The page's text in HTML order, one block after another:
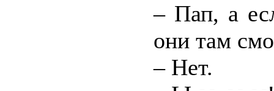
– Пап, а
они там
– Нет.